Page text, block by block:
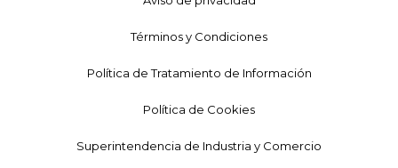
Términos y Condiciones
Política de Tratamiento de Información
Política de Cookies
Superintendencia de Industria y Comercio